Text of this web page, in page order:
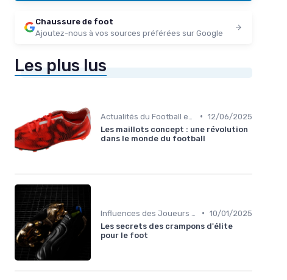
Chaussure de foot
Ajoutez-nous à vos sources préférées sur Google
Les plus lus
• 12/06/2025
Les maillots concept : une révolution
dans le monde du football
• 10/01/2025
Les secrets des crampons d'élite
pour le foot